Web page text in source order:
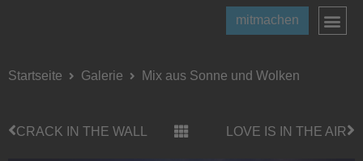
mitmachen
Startseite Galerie Mix aus Sonne und Wolken
CRACK IN THE WALL LOVE IS IN THE AIR